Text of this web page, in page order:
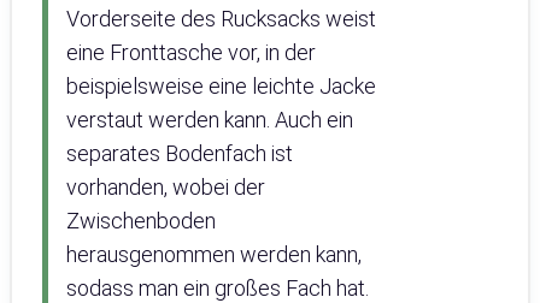
Vorderseite des Rucksacks weist
eine Fronttasche vor, in der
beispielsweise eine leichte Jacke
verstaut werden kann. Auch ein
separates Bodenfach ist
vorhanden, wobei der
Zwischenboden
herausgenommen werden kann,
sodass man ein großes Fach hat.